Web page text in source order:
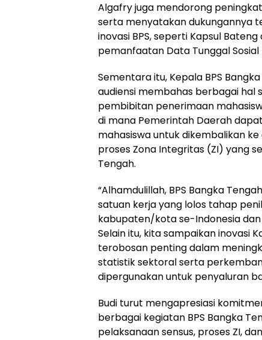
‎Algafry juga mendorong
serta menyatakan dukungannya
inovasi BPS, seperti Kapsul
pemanfaatan Data Tunggal Sosial
‎Sementara itu, Kepala BPS
audiensi membahas berbagai hal
pembibitan penerimaan
di mana Pemerintah Daerah
mahasiswa untuk dikembalikan
proses Zona Integritas (ZI) yang
Tengah.
‎“Alhamdulillah, BPS Bangka
satuan kerja yang lolos tahap
kabupaten/kota se-Indonesia dan
Selain itu, kita sampaikan inovasi
terobosan penting dalam
statistik sektoral serta
dipergunakan untuk penyaluran
‎Budi turut mengapresiasi
berbagai kegiatan BPS Bangka
pelaksanaan sensus, proses ZI,